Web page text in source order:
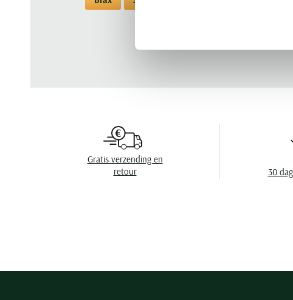
Gratis verzending en
retour
30